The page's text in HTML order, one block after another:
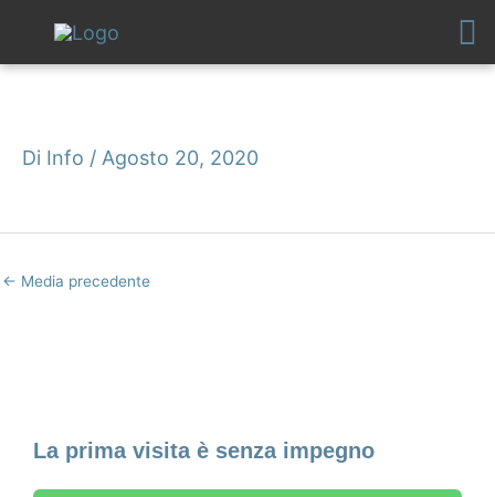
contenuto
Di Info / Agosto 20, 2020
← Media precedente
La prima visita è senza impegno